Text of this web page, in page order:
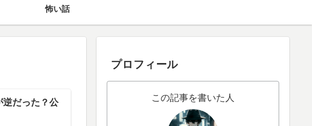
怖い話
逆だった？公
プロフィール
この記事を書いた人